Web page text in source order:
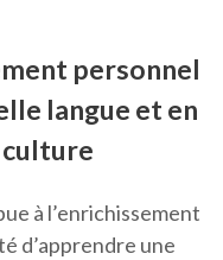
personnel
langue et en
à l’enrichissement
d’apprendre une